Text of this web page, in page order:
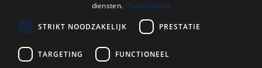
Nieuwsbrief
melden voor de nieuwsbrief.
diensten. Privacybeleid
STRIKT NOODZAKELIJK PRESTATIE
TARGETING FUNCTIONEEL